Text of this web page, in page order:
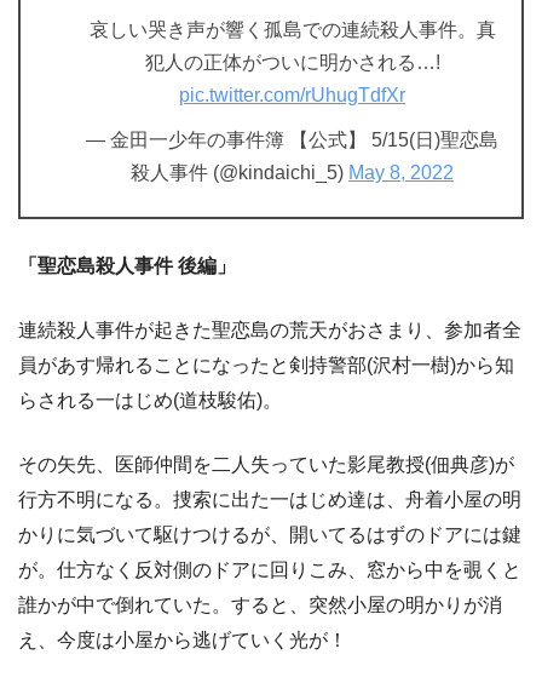
哀しい哭き声が響く孤島での連続殺人事件。真
犯人の正体がついに明かされる…!
pic.twitter.com/rUhugTdfXr
— 金田一少年の事件簿 【公式】 5/15(日)聖恋島
殺人事件 (@kindaichi_5) May 8, 2022
「聖恋島殺人事件 後編」
連続殺人事件が起きた聖恋島の荒天がおさまり、参加者全
員があす帰れることになったと剣持警部(沢村一樹)から知
らされる一はじめ(道枝駿佑)。
その矢先、医師仲間を二人失っていた影尾教授(佃典彦)が
行方不明になる。捜索に出た一はじめ達は、舟着小屋の明
かりに気づいて駆けつけるが、開いてるはずのドアには鍵
が。仕方なく反対側のドアに回りこみ、窓から中を覗くと
誰かが中で倒れていた。すると、突然小屋の明かりが消
え、今度は小屋から逃げていく光が！